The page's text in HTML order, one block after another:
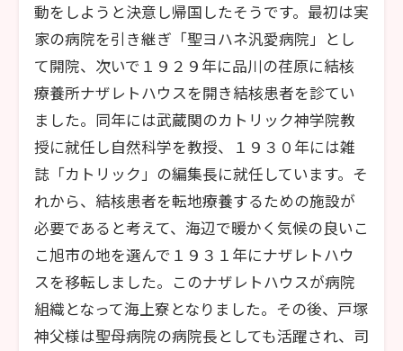
動をしようと決意し帰国したそうです。最初は実
家の病院を引き継ぎ「聖ヨハネ汎愛病院」とし
て開院、次いで１９２９年に品川の荏原に結核
療養所ナザレトハウスを開き結核患者を診てい
ました。同年には武蔵関のカトリック神学院教
授に就任し自然科学を教授、１９３０年には雑
誌「カトリック」の編集長に就任しています。そ
れから、結核患者を転地療養するための施設が
必要であると考えて、海辺で暖かく気候の良いこ
こ旭市の地を選んで１９３１年にナザレトハウ
スを移転しました。このナザレトハウスが病院
組織となって海上寮となりました。その後、戸塚
神父様は聖母病院の病院長としても活躍され、司